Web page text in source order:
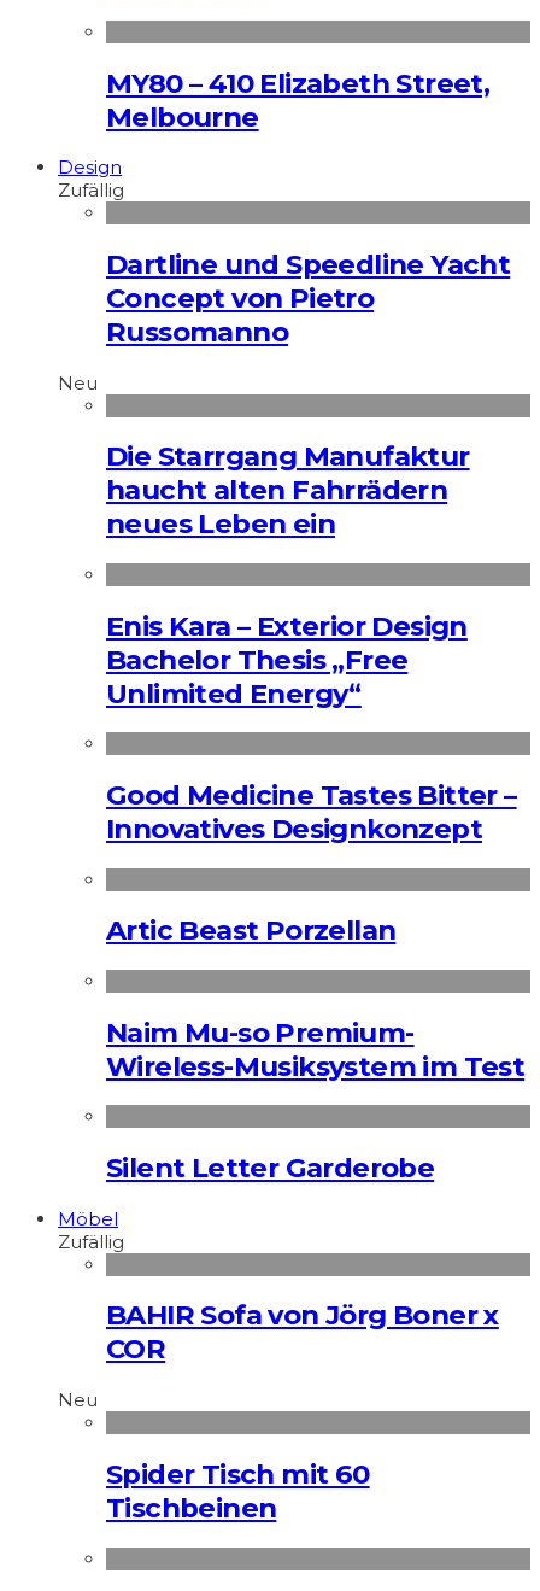
MY80 – 410 Elizabeth Street,
Melbourne
Design
Zufällig
Dartline und Speedline Yacht
Concept von Pietro
Russomanno
Neu
Die Starrgang Manufaktur
haucht alten Fahrrädern
neues Leben ein
Enis Kara – Exterior Design
Bachelor Thesis „Free
Unlimited Energy“
Good Medicine Tastes Bitter –
Innovatives Designkonzept
Artic Beast Porzellan
Naim Mu-so Premium-
Wireless-Musiksystem im Test
Silent Letter Garderobe
Möbel
Zufällig
BAHIR Sofa von Jörg Boner x
COR
Neu
Spider Tisch mit 60
Tischbeinen